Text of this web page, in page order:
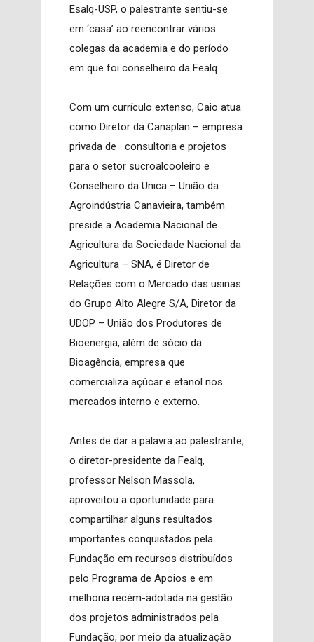
Esalq-USP, o palestrante sentiu-se
em ‘casa’ ao reencontrar vários
colegas da academia e do período
em que foi conselheiro da Fealq.
Com um currículo extenso, Caio atua
como Diretor da Canaplan – empresa
privada de consultoria e projetos
para o setor sucroalcooleiro e
Conselheiro da Unica – União da
Agroindústria Canavieira, também
preside a Academia Nacional de
Agricultura da Sociedade Nacional da
Agricultura – SNA, é Diretor de
Relações com o Mercado das usinas
do Grupo Alto Alegre S/A, Diretor da
UDOP – União dos Produtores de
Bioenergia, além de sócio da
Bioagência, empresa que
comercializa açúcar e etanol nos
mercados interno e externo.
Antes de dar a palavra ao palestrante,
o diretor-presidente da Fealq,
professor Nelson Massola,
aproveitou a oportunidade para
compartilhar alguns resultados
importantes conquistados pela
Fundação em recursos distribuídos
pelo Programa de Apoios e em
melhoria recém-adotada na gestão
dos projetos administrados pela
Fundação, por meio da atualização